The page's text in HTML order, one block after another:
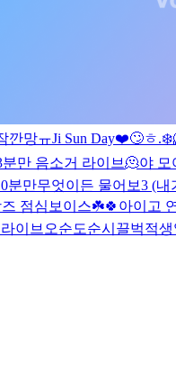
깐망ㅠJi Sun Day❤️🙄ㅎ.
분만 음소거 라이브🫠야 모
분만무엇이든 물어보3 (내
즈 점심보이스☘️🍀 아이고
이브 오순도순시끌벅적생